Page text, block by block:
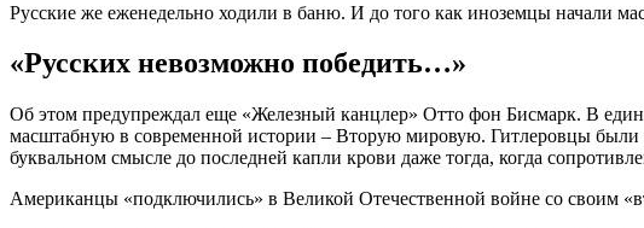
Русские же еженедельно ходили в баню. И до того как иноземцы начали
«Русских невозможно победить…»
Об этом предупреждал еще «Железный канцлер» Отто фон Бисмарк. В
масштабную в современной истории – Вторую мировую. Гитлеровцы были
буквальном смысле до последней капли крови даже тогда, когда
Американцы «подключились» в Великой Отечественной войне со своим